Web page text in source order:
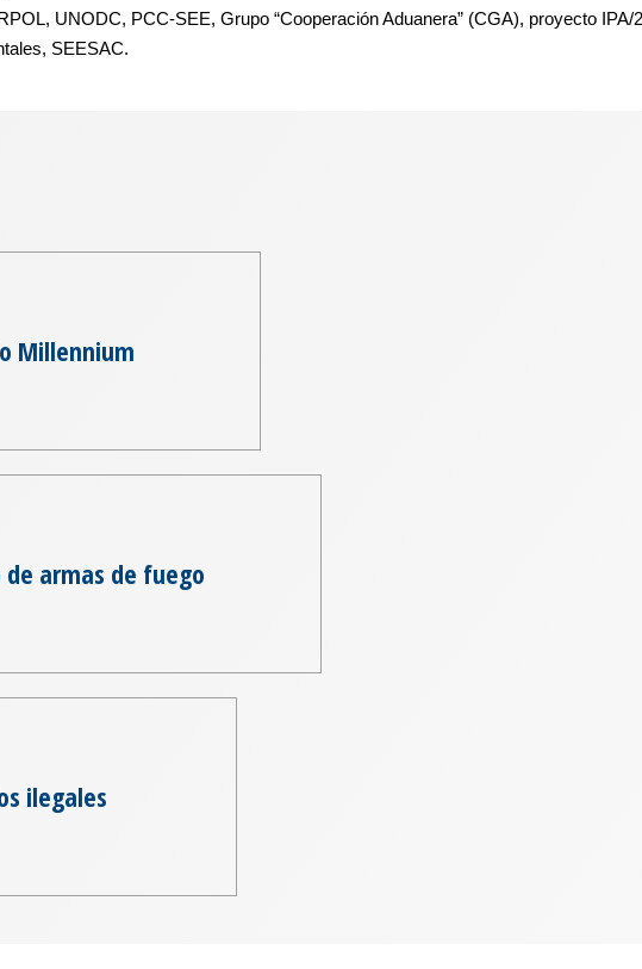
UNODC, PCC-SEE, Grupo “Cooperación Aduanera” (CGA), proyecto IPA/
SEESAC.
Millennium
de armas de fuego
ilegales